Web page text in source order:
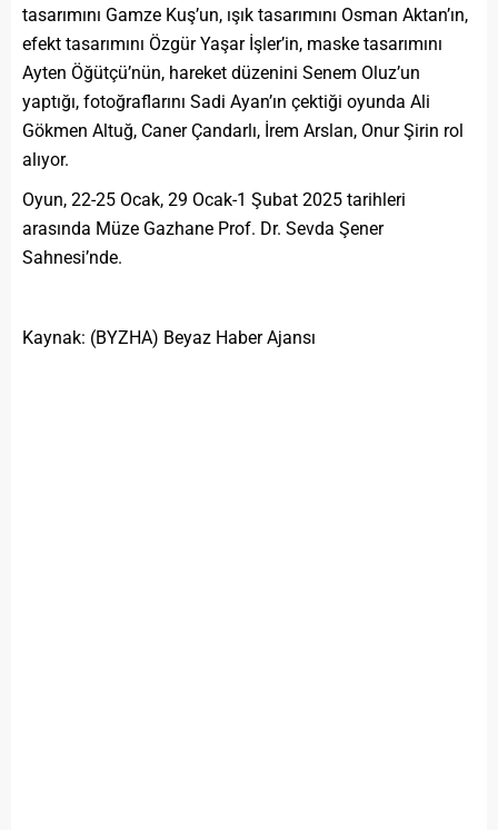
tasarımını Gamze Kuş’un, ışık tasarımını Osman Aktan’ın,
efekt tasarımını Özgür Yaşar İşler’in, maske tasarımını
Ayten Öğütçü’nün, hareket düzenini Senem Oluz’un
yaptığı, fotoğraflarını Sadi Ayan’ın çektiği oyunda Ali
Gökmen Altuğ, Caner Çandarlı, İrem Arslan, Onur Şirin rol
alıyor.
Oyun, 22-25 Ocak, 29 Ocak-1 Şubat 2025 tarihleri
arasında Müze Gazhane Prof. Dr. Sevda Şener
Sahnesi’nde.
Kaynak: (BYZHA) Beyaz Haber Ajansı